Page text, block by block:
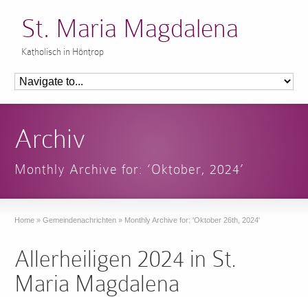
St. Maria Magdalena
Katholisch in Höntrop
Archiv
Monthly Archive for: ‘Oktober, 2024’
Home » Gemeindenachrichten » Monthly Archive for: 'Oktober 26th, 2024'
Allerheiligen 2024 in St.
Maria Magdalena